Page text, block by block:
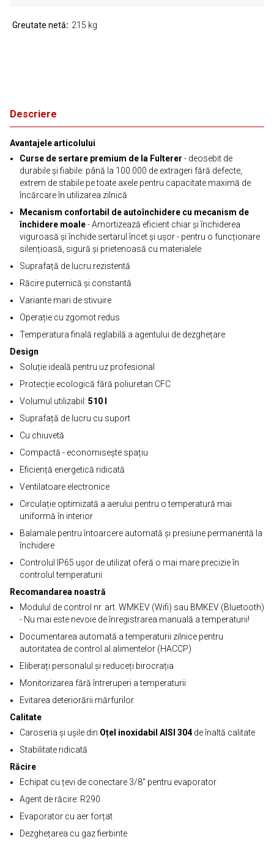
Descriere
Avantajele articolului
Curse de sertare premium de la Fulterer - deosebit de
durabile și fiabile: până la 100.000 de extrageri fără defecte,
extrem de stabile pe toate axele pentru capacitate maximă de
încărcare în utilizarea zilnică
Mecanism confortabil de autoînchidere cu mecanism de
închidere moale- Amortizează eficient chiar și închiderea
viguroasă și închide sertarul încet și ușor - pentru o funcționare
silențioasă, sigură și prietenoasă cu materialele
Suprafață de lucru rezistentă
Răcire puternică și constantă
Variante mari de stivuire
Operație cu zgomot redus
Temperatura finală reglabilă a agentului de dezghețare
Design
Soluție ideală pentru uz profesional
Protecție ecologică fără poliuretan CFC
Volumul utilizabil: 510 l
Suprafață de lucru cu suport
Cu chiuvetă
Compactă - economisește spațiu
Eficiență energetică ridicată
Ventilatoare electronice
Circulație optimizată a aerului pentru o temperatură mai
uniformă în interior
Balamale pentru întoarcere automată și presiune permanentă la
închidere
Controlul IP65 ușor de utilizat oferă o mai mare precizie în
controlul temperaturii
Recomandarea noastră
Modulul de control nr. art. WMKEV (Wifi) sau BMKEV (Bluetooth)
- Nu mai este nevoie de înregistrarea manuală a temperaturii!
Documentarea automată a temperaturii zilnice pentru
autoritatea de control al alimentelor (HACCP)
Eliberați personalul și reduceți birocrația
Monitorizarea fără întreruperi a temperaturii
Evitarea deteriorării mărfurilor
Calitate
Caroseria și ușile din Oțel inoxidabil AISI 304de înaltă calitate
Stabilitate ridicată
Răcire
Echipat cu țevi de conectare 3/8" pentru evaporator
Agent de răcire: R290
Evaporator cu aer forțat
Dezghețarea cu gaz fierbinte
Greutate netă 215 kg